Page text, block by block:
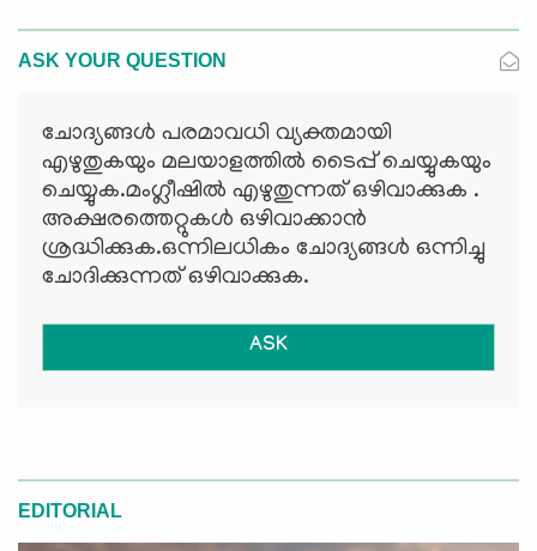
ASK YOUR QUESTION
ചോദ്യങ്ങള്‍ പരമാവധി വ്യക്തമായി
എഴുതുകയും മലയാളത്തില്‍ ടൈപ്പ് ചെയ്യുകയും
ചെയ്യുക.മംഗ്ലീഷില്‍ എഴുതുന്നത് ഒഴിവാക്കുക .
അക്ഷരത്തെറ്റുകള്‍ ഒഴിവാക്കാന്‍
ശ്രദ്ധിക്കുക.ഒന്നിലധികം ചോദ്യങ്ങള്‍ ഒന്നിച്ചു
ചോദിക്കുന്നത് ഒഴിവാക്കുക.
ASK
EDITORIAL